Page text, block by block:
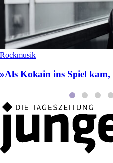
Rockmusik
»Als Kokain ins Spiel